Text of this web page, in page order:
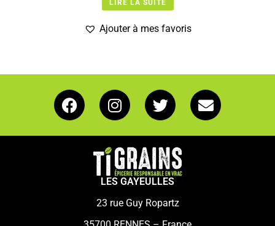
LIRE LA SUITE
Ajouter à mes favoris
LES GAYEULLES
23 rue Guy Ropartz